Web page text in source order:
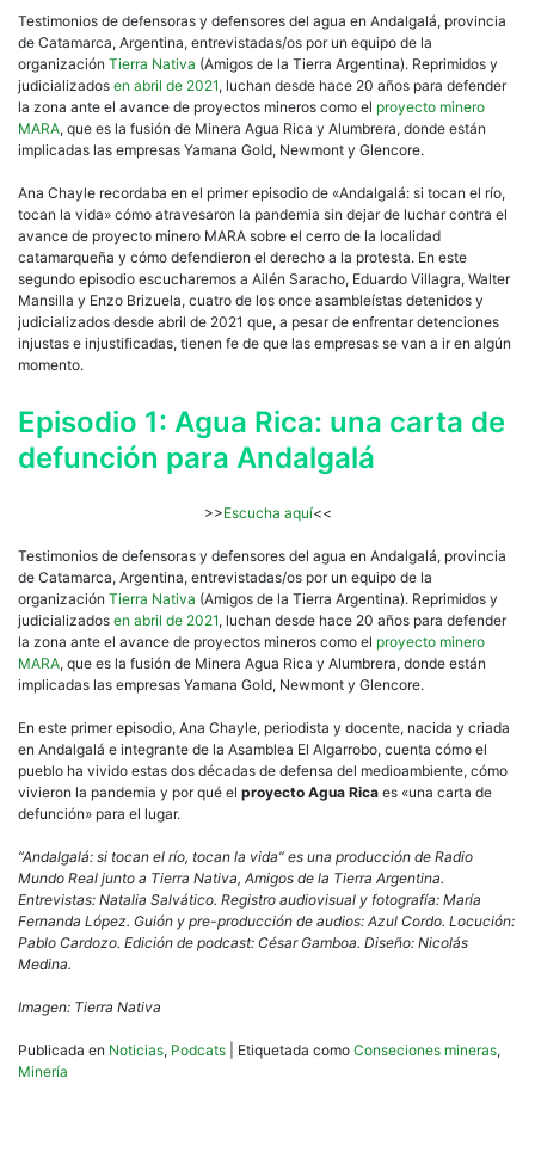
Testimonios de defensoras y defensores del agua en Andalgalá, provincia
de Catamarca, Argentina, entrevistadas/os por un equipo de la
organización Tierra Nativa (Amigos de la Tierra Argentina). Reprimidos y
judicializados en abril de 2021, luchan desde hace 20 años para defender
la zona ante el avance de proyectos mineros como el proyecto minero
MARA, que es la fusión de Minera Agua Rica y Alumbrera, donde están
implicadas las empresas Yamana Gold, Newmont y Glencore.
Ana Chayle recordaba en el primer episodio de «Andalgalá: si tocan el río,
tocan la vida» cómo atravesaron la pandemia sin dejar de luchar contra el
avance de proyecto minero MARA sobre el cerro de la localidad
catamarqueña y cómo defendieron el derecho a la protesta. En este
segundo episodio escucharemos a Ailén Saracho, Eduardo Villagra, Walter
Mansilla y Enzo Brizuela, cuatro de los once asambleístas detenidos y
judicializados desde abril de 2021 que, a pesar de enfrentar detenciones
injustas e injustificadas, tienen fe de que las empresas se van a ir en algún
momento.
Episodio 1: Agua Rica: una carta de
defunción para Andalgalá
>>Escucha aquí<<
Testimonios de defensoras y defensores del agua en Andalgalá, provincia
de Catamarca, Argentina, entrevistadas/os por un equipo de la
organización Tierra Nativa (Amigos de la Tierra Argentina). Reprimidos y
judicializados en abril de 2021, luchan desde hace 20 años para defender
la zona ante el avance de proyectos mineros como el proyecto minero
MARA, que es la fusión de Minera Agua Rica y Alumbrera, donde están
implicadas las empresas Yamana Gold, Newmont y Glencore.
En este primer episodio, Ana Chayle, periodista y docente, nacida y criada
en Andalgalá e integrante de la Asamblea El Algarrobo, cuenta cómo el
pueblo ha vivido estas dos décadas de defensa del medioambiente, cómo
vivieron la pandemia y por qué el proyecto Agua Rica es «una carta de
defunción» para el lugar.
“Andalgalá: si tocan el río, tocan la vida” es una producción de Radio
Mundo Real junto a Tierra Nativa, Amigos de la Tierra Argentina.
Entrevistas: Natalia Salvático. Registro audiovisual y fotografía: María
Fernanda López. Guión y pre-producción de audios: Azul Cordo. Locución:
Pablo Cardozo. Edición de podcast: César Gamboa. Diseño: Nicolás
Medina.
Imagen: Tierra Nativa
Publicada en Noticias, Podcats Etiquetada como Conseciones mineras,
Minería